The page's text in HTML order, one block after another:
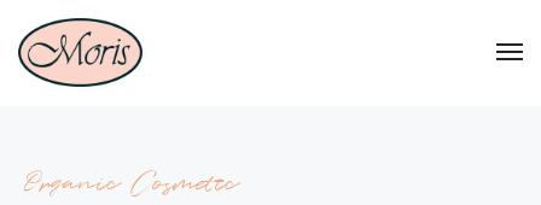
Organic Cosmetic